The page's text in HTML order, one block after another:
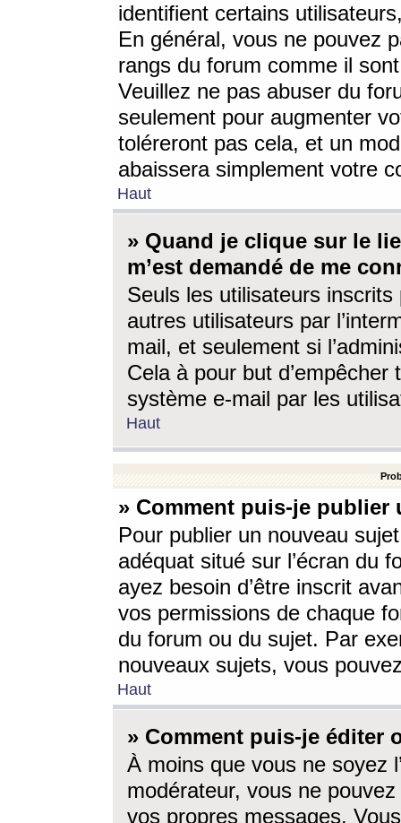
identifient certains
En général, vous ne pouvez
rangs du forum comme il
Veuillez ne pas abuser du
seulement pour augmenter
toléreront pas cela, et un
abaissera simplement votre
Haut
» Quand je clique sur le
m’est demandé de me
Seuls les utilisateurs
autres utilisateurs par
mail, et seulement si
Cela à pour but
système e-mail par les
Haut
» Comment puis-je
Pour publier un nouveau
adéquat situé sur l’écran du
ayez besoin d’être inscrit
vos permissions de chaque
du forum ou du sujet. Par
nouveaux sujets, vous
Haut
» Comment puis-je éditer
À moins que vous ne soyez
modérateur, vous ne
vos propres messages.